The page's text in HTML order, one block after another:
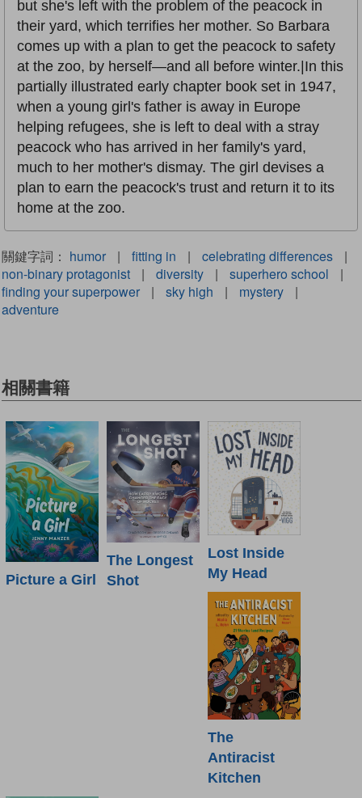
but she's left with the problem of the peacock in
their yard, which terrifies her mother. So Barbara
comes up with a plan to get the peacock to safety
at the zoo, by herself—and all before winter.|In this
partially illustrated early chapter book set in 1947,
when a young girl's father is away in Europe
helping refugees, she is left to deal with a stray
peacock who has arrived in her family's yard,
much to her mother's dismay. The girl devises a
plan to earn the peacock's trust and return it to its
home at the zoo.
關鍵字詞： humor | fitting in | celebrating differences
|
non-binary protagonist
| diversity | superhero school
|
finding your superpower
| sky high | mystery
|
adventure
相關書籍
Picture a Girl
The Longest
Shot
Lost Inside
My Head
The
Antiracist
Kitchen